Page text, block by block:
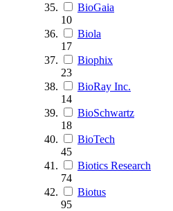
BioGaia
10
Biola
17
Biophix
23
BioRay Inc.
14
BioSchwartz
18
BioTech
45
Biotics Research
74
Biotus
95